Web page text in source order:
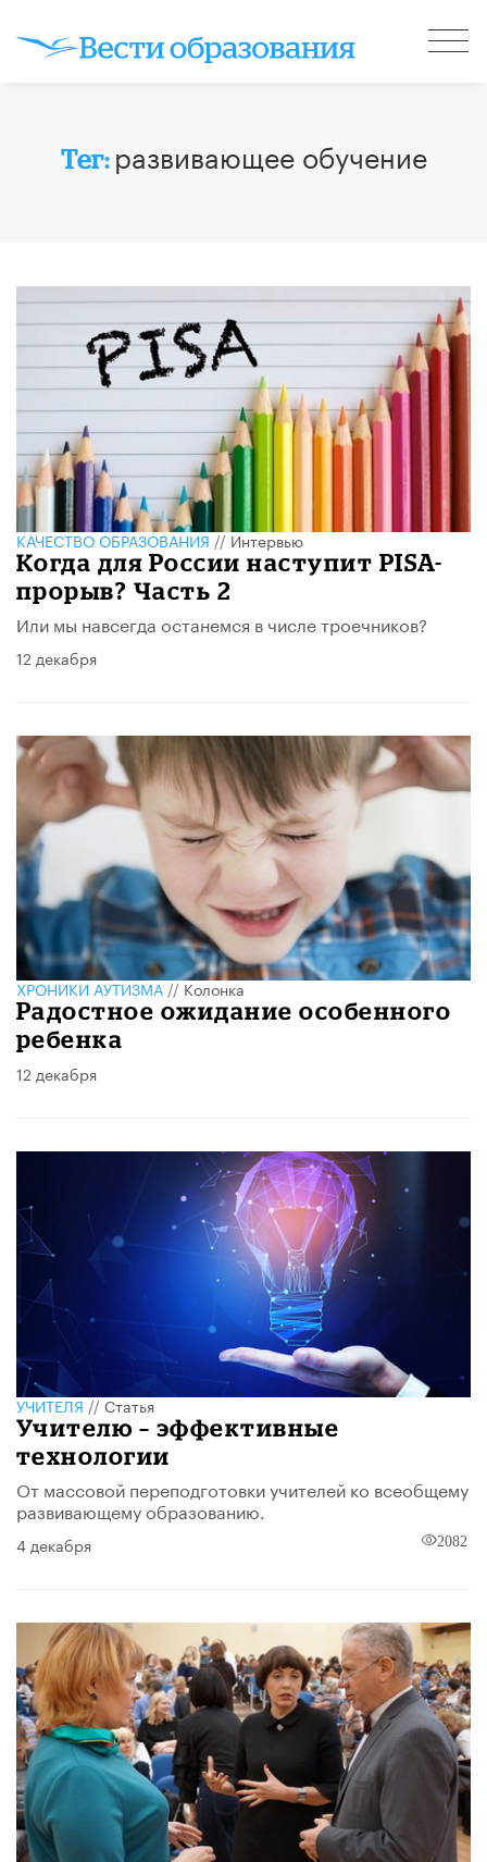
Тег: развивающее обучение
КАЧЕСТВО ОБРАЗОВАНИЯ//Интервью
Когда для России наступит PISA-
прорыв? Часть 2
Или мы навсегда останемся в числе троечников?
12 декабря
ХРОНИКИ АУТИЗМА//Колонка
Радостное ожидание особенного
ребенка
12 декабря
УЧИТЕЛЯ//Статья
Учителю – эффективные
технологии
От массовой переподготовки учителей ко всеобщему
развивающему образованию.
4 декабря 2082